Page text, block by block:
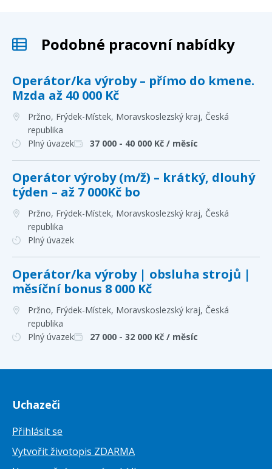
Podobné pracovní nabídky
Operátor/ka výroby – přímo do kmene.
Mzda až 40 000 Kč
Pržno, Frýdek-Místek, Moravskoslezský kraj, Česká
republika
Plný úvazek
37 000 - 40 000 Kč / měsíc
Operátor výroby (m/ž) – krátký, dlouhý
týden – až 7 000Kč bo
Pržno, Frýdek-Místek, Moravskoslezský kraj, Česká
republika
Plný úvazek
Operátor/ka výroby | obsluha strojů |
měsíční bonus 8 000 Kč
Pržno, Frýdek-Místek, Moravskoslezský kraj, Česká
republika
Plný úvazek
27 000 - 32 000 Kč / měsíc
Uchazeči
Přihlásit se
Vytvořit životopis ZDARMA